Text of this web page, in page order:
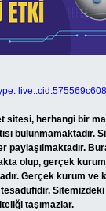
sitesi, herhangi bir
bulunmamaktadır.
paylaşılmaktadır.
olup, gerçek
Gerçek kurum ve
taşımazlar.